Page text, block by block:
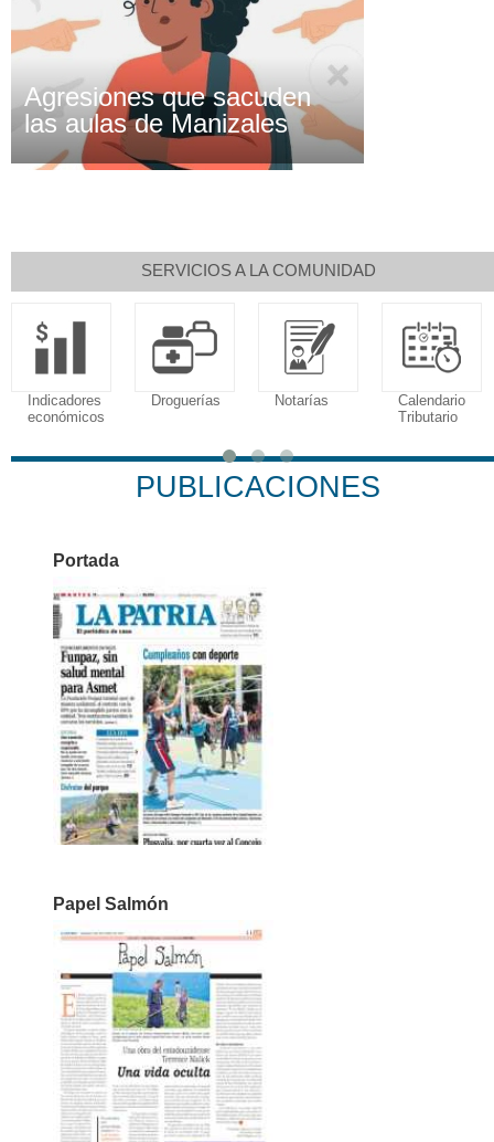
Agresiones que sacuden
las aulas de Manizales
SERVICIOS A LA COMUNIDAD
Indicadores
económicos
Droguerías Notarías
Calendario
Tributario
PUBLICACIONES
Portada
Papel Salmón